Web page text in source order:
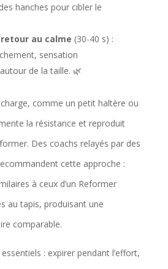
hanches pour cibler le
au calme (30-40 s) :
sensation
de la taille. 🌿
charge, comme un petit haltère ou
la résistance et reproduit
Des coachs relayés par des
cette approche :
à ceux d’un Reformer
au tapis, produisant une
comparable.
: expirer pendant l’effort,